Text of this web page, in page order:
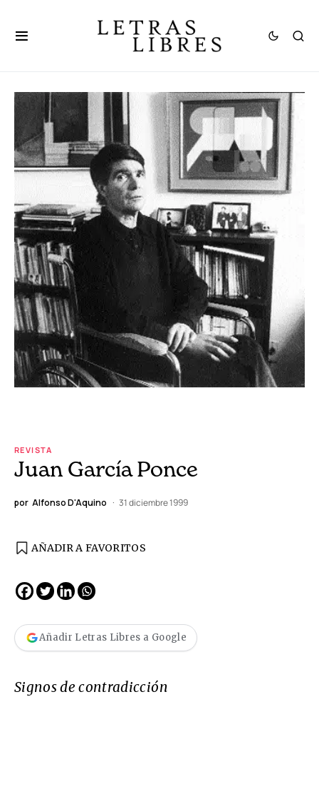
REVISTA
Juan García Ponce
por Alfonso D'Aquino 31 diciembre 1999
AÑADIR A FAVORITOS
Añadir Letras Libres a Google
Signos de contradicción